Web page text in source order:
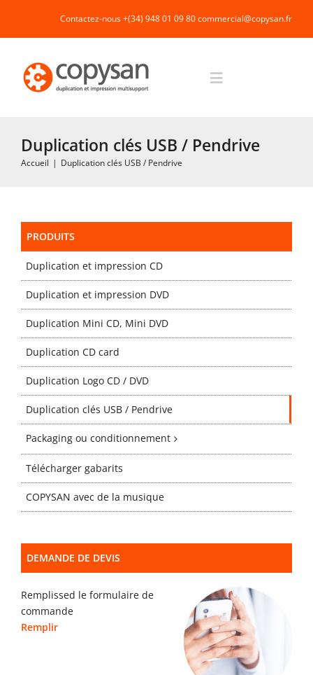
contenu
Contactez-nous +(34) 948 01 09 80commercial@copysan.fr
Toggle
Packaging
Gabarits
Blog
contact
Duplication clés USB / Pendrive
Accueil | Duplication clés USB / Pendrive
PRODUITS
Duplication et impression CD
Duplication et impression DVD
Duplication Mini CD, Mini DVD
Duplication CD card
Duplication Logo CD / DVD
Duplication clés USB / Pendrive
Packaging ou conditionnement
Télécharger gabarits
COPYSAN avec de la musique
DEMANDE DE DEVIS
Remplissed le formulaire de
commande
Remplir